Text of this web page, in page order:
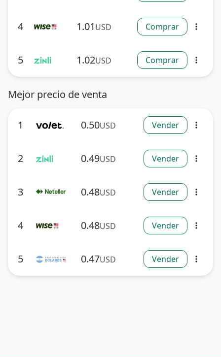
4 1.01 USD Comprar more_vert
5 1.02USD Comprar more_vert
Mejor precio de venta
1 0.50USD Vender more_vert
2 0.49USD Vender more_vert
3 0.48USD Vender more_vert
4 0.48USD Vender more_vert
5 0.47USD Vender more_vert